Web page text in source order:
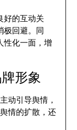
好的互动关
极回避。同
性化一面，增
形象
动引导舆情，
情的扩散，还